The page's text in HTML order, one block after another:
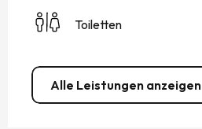
Toiletten
Alle Leistungen anzeigen